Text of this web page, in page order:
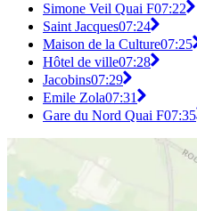
Simone Veil Quai F07:22
Saint Jacques07:24
Maison de la Culture07:25
Hôtel de ville07:28
Jacobins07:29
Emile Zola07:31
Gare du Nord Quai F07:35